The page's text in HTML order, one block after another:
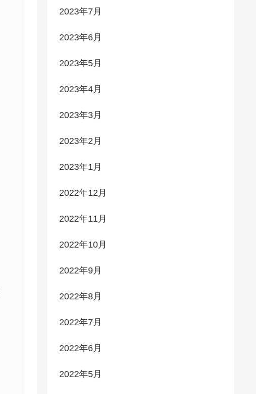
2023年7月
2023年6月
2023年5月
2023年4月
2023年3月
2023年2月
2023年1月
2022年12月
2022年11月
2022年10月
2022年9月
2022年8月
2022年7月
2022年6月
2022年5月